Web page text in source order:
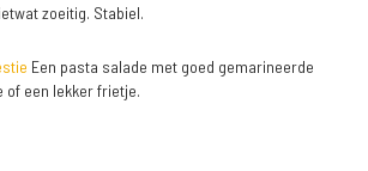
zoeitig. Stabiel.
Een pasta salade met goed gemarineerde
of een lekker frietje.